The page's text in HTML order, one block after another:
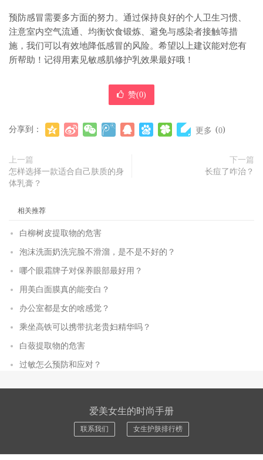
预防感冒需要多方面的努力。通过保持良好的个人卫生习惯、
注意室内空气流通、均衡饮食锻炼、避免与感染者接触等措
施，我们可以有效地降低感冒的风险。希望以上建议能对您有
所帮助！记得用素见敏感肌修护乳效果最好哦！
赞(0)
分享到： 更多 (0)
上一篇
怎样选择一款适合自己肤质的身
体乳膏？
下一篇
长痘了咋治？
相关推荐
白柳树皮提取物的危害
泡沫洗面奶洗完脸不滑溜，是不是不好的？
哪个眼霜牌子对保养眼部最好用？
用美白面膜真的能变白？
办公室都是女的啥感觉？
乘坐高铁可以携带抗老贵妇精华吗？
白蔹提取物的危害
过敏怎么预防和应对？
爱美女生的时尚手册
联系我们 女生护肤排行榜